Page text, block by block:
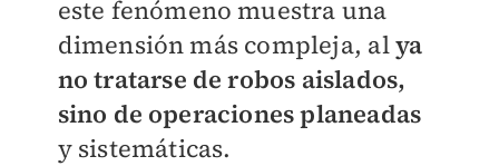
este fenómeno muestra una
dimensión más compleja, alya
no tratarse de robos aislados,
sino de operaciones planeadas
y sistemáticas.